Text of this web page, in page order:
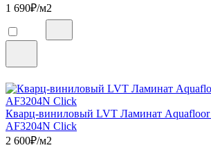
1 690₽/м2
Кварц-виниловый LVT Ламинат
AF3204N Click
2 600₽/м2